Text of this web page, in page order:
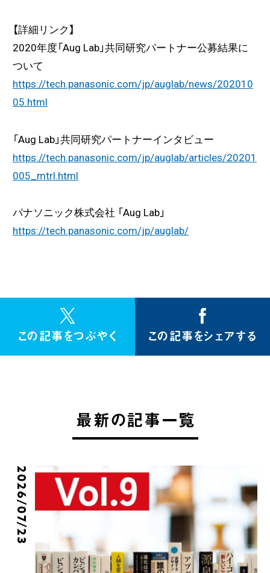
【詳細リンク】
2020年度「Aug Lab」共同研究パートナー公募結果に
ついて
https://tech.panasonic.com/jp/auglab/news/202010
05.html
「Aug Lab」共同研究パートナーインタビュー
https://tech.panasonic.com/jp/auglab/articles/20201
005_mtrl.html
パナソニック株式会社 「Aug Lab」
https://tech.panasonic.com/jp/auglab/
この記事をつぶやく この記事をシェアする
最新の記事一覧
2026/07/23